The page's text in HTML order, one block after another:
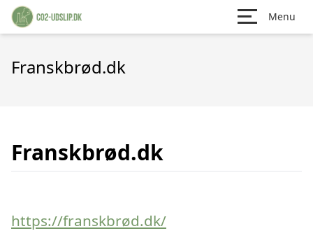
Menu
Franskbrød.dk
Franskbrød.dk
https://franskbrød.dk/